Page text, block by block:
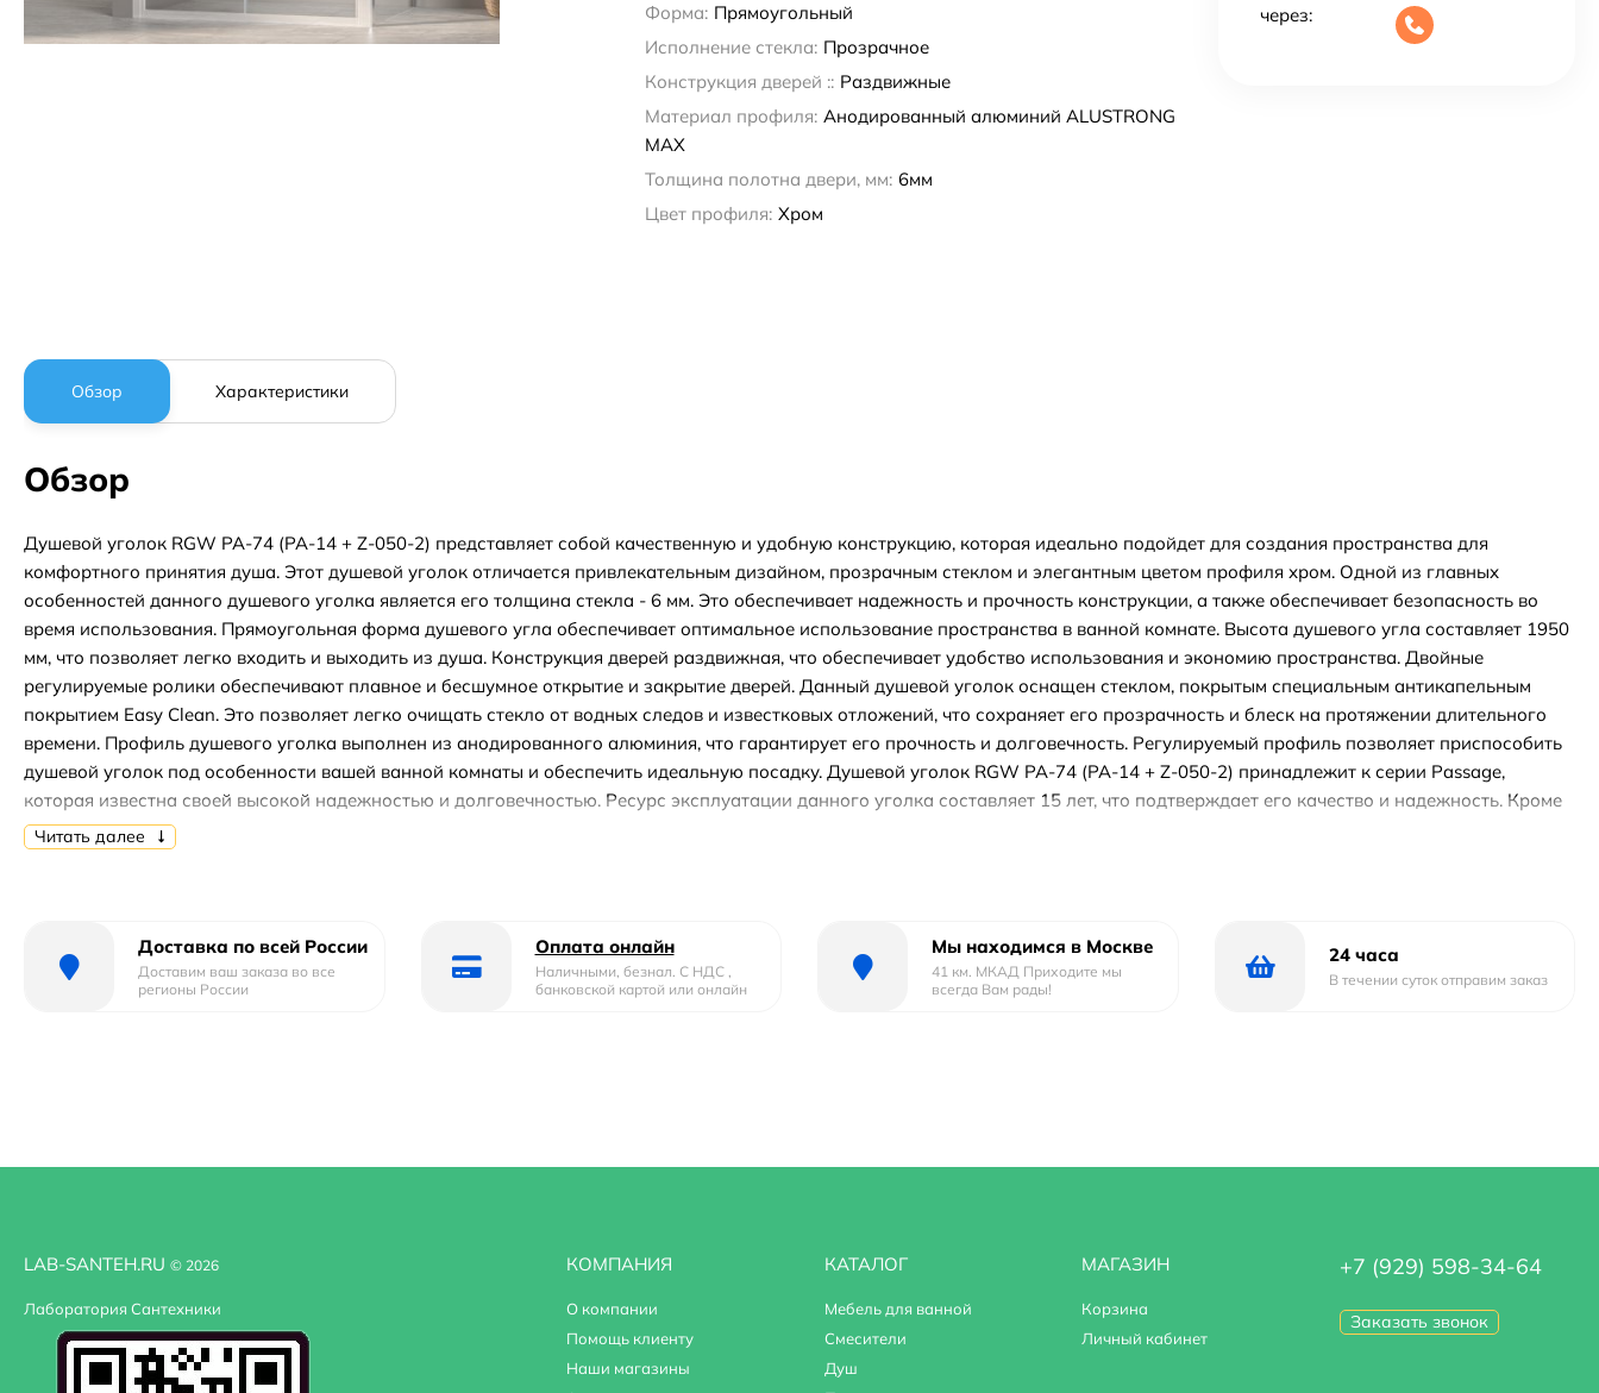
Форма: Прямоугольный
Исполнение стекла: Прозрачное
Конструкция дверей :: Раздвижные
Материал профиля: Анодированный алюминий ALUSTRONG
MAX
Толщина полотна двери, мм: 6мм
Цвет профиля: Хром
через:
Обзор Характеристики
Обзор
Душевой уголок RGW PA-74 (PA-14 + Z-050-2) представляет собой качественную и удобную конструкцию, которая идеально подойдет для создания пространства для
комфортного принятия душа. Этот душевой уголок отличается привлекательным дизайном, прозрачным стеклом и элегантным цветом профиля хром. Одной из главных
особенностей данного душевого уголка является его толщина стекла - 6 мм. Это обеспечивает надежность и прочность конструкции, а также обеспечивает безопасность во
время использования. Прямоугольная форма душевого угла обеспечивает оптимальное использование пространства в ванной комнате. Высота душевого угла составляет 1950
мм, что позволяет легко входить и выходить из душа. Конструкция дверей раздвижная, что обеспечивает удобство использования и экономию пространства. Двойные
регулируемые ролики обеспечивают плавное и бесшумное открытие и закрытие дверей. Данный душевой уголок оснащен стеклом, покрытым специальным антикапельным
покрытием Easy Clean. Это позволяет легко очищать стекло от водных следов и известковых отложений, что сохраняет его прозрачность и блеск на протяжении длительного
времени. Профиль душевого уголка выполнен из анодированного алюминия, что гарантирует его прочность и долговечность. Регулируемый профиль позволяет приспособить
душевой уголок под особенности вашей ванной комнаты и обеспечить идеальную посадку. Душевой уголок RGW PA-74 (PA-14 + Z-050-2) принадлежит к серии Passage,
которая известна своей высокой надежностью и долговечностью. Ресурс эксплуатации данного уголка составляет 15 лет, что подтверждает его качество и надежность. Кроме
того, данный товар имеет гарантию на 3 года, что является дополнительным подтверждением его высокого качества и надежности. В итоге, душевой уголок RGW PA-74 (PA-14
Читать далее
Доставка по всей России
Доставим ваш заказа во все
регионы России
Оплата онлайн
Наличными, безнал. С НДС ,
банковской картой или онлайн
Мы находимся в Москве
41 км. МКАД Приходите мы
всегда Вам рады!
24 часа
В течении суток отправим заказ
LAB-SANTEH.RU © 2026
Лаборатория Сантехники
КОМПАНИЯ
О компании
Помощь клиенту
Наши магазины
КАТАЛОГ
Мебель для ванной
Смесители
Душ
МАГАЗИН
Корзина
Личный кабинет
+7 (929) 598-34-64
Заказать звонок